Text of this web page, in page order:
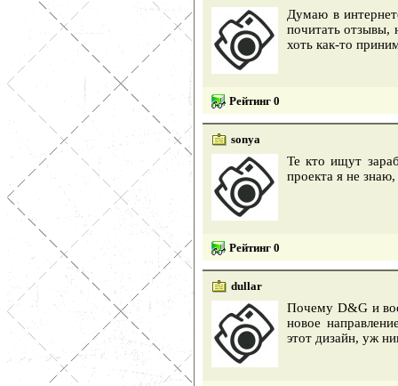
Думаю в
почитать отзывы,
хоть как-то
Рейтинг 0
sonya
Те кто ищут
проекта я не
Рейтинг 0
dullar
Почему D&G и
новое
этот дизайн, уж